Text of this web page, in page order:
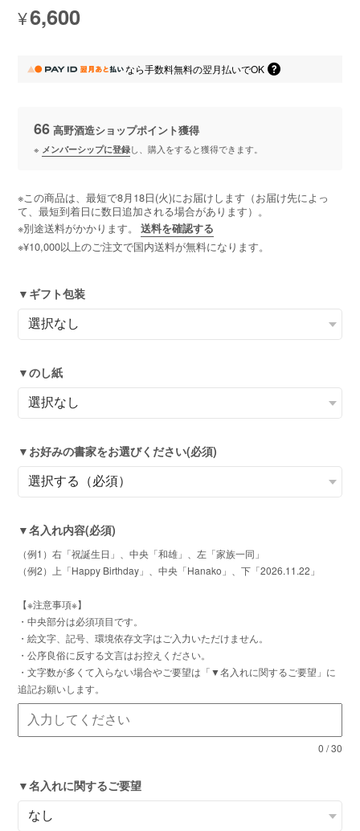
¥6,600
なら手数料無料の翌月払いでOK
66 高野酒造ショップポイント獲得
※ メンバーシップに登録し、購入をすると獲得できます。
※この商品は、最短で8月18日(火)にお届けします（お届け先によっ
て、最短到着日に数日追加される場合があります）。
※別途送料がかかります。
送料を確認する
※¥10,000以上のご注文で国内送料が無料になります。
▼ギフト包装
▼のし紙
▼お好みの書家をお選びください(必須)
▼名入れ内容(必須)
（例1）右「祝誕生日」、中央「和雄」、左「家族一同」
（例2）上「Happy Birthday」、中央「Hanako」、下「2026.11.22」
【※注意事項※】
・中央部分は必須項目です。
・絵文字、記号、環境依存文字はご入力いただけません。
・公序良俗に反する文言はお控えください。
・文字数が多くて入らない場合やご要望は「▼名入れに関するご要望」に
追記お願いします。
0 /30
▼名入れに関するご要望